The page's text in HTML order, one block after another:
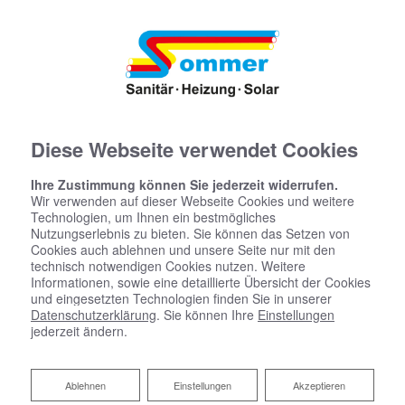
Diese Webseite verwendet Cookies
Ihre Zustimmung können Sie jederzeit widerrufen.
Wir verwenden auf dieser Webseite Cookies und weitere
Technologien, um Ihnen ein bestmögliches
Nutzungserlebnis zu bieten. Sie können das Setzen von
Cookies auch ablehnen und unsere Seite nur mit den
technisch notwendigen Cookies nutzen. Weitere
Informationen, sowie eine detaillierte Übersicht der Cookies
und eingesetzten Technologien finden Sie in unserer
Datenschutzerklärung. Sie können Ihre Einstellungen
jederzeit ändern.
Akzeptieren
Einstellungen
Ablehnen
Ablehnen